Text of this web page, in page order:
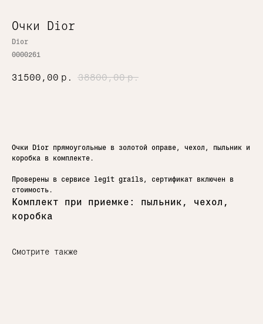
Очки Dior
Dior
0000261
31500,00 р. 38800,00 р.
Очки Dior прямоугольные в золотой оправе, чехол, пыльник и
коробка в комплекте.
Проверены в сервисе legit grails, сертификат включен в
стоимость.
Комплект при приемке: пыльник, чехол,
коробка
Смотрите также